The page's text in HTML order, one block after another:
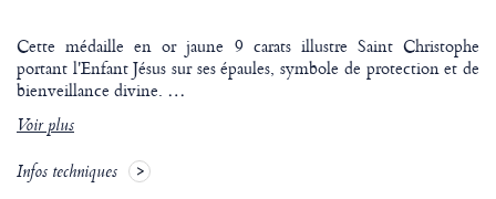
Cette médaille en or jaune 9 carats illustre Saint Christophe
portant l'Enfant Jésus sur ses épaules, symbole de protection et de
bienveillance divine. …
Voir plus
Infos techniques